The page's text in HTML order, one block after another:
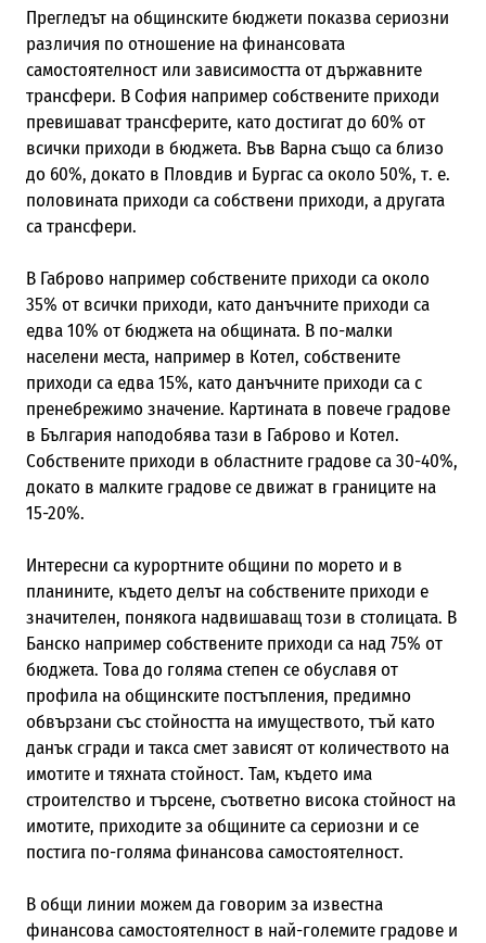
Прегледът на общинските бюджети показва сериозни
различия по отношение на финансовата
самостоятелност или зависимостта от държавните
трансфери. В София например собствените приходи
превишават трансферите, като достигат до 60% от
всички приходи в бюджета. Във Варна също са близо
до 60%, докато в Пловдив и Бургас са около 50%, т. е.
половината приходи са собствени приходи, а другата
са трансфери.
В Габрово например собствените приходи са около
35% от всички приходи, като данъчните приходи са
едва 10% от бюджета на общината. В по-малки
населени места, например в Котел, собствените
приходи са едва 15%, като данъчните приходи са с
пренебрежимо значение. Картината в повече градове
в България наподобява тази в Габрово и Котел.
Собствените приходи в областните градове са 30-40%,
докато в малките градове се движат в границите на
15-20%.
Интересни са курортните общини по морето и в
планините, където делът на собствените приходи е
значителен, понякога надвишаващ този в столицата. В
Банско например собствените приходи са над 75% от
бюджета. Това до голяма степен се обуславя от
профила на общинските постъпления, предимно
обвързани със стойността на имуществото, тъй като
данък сгради и такса смет зависят от количеството на
имотите и тяхната стойност. Там, където има
строителство и търсене, съответно висока стойност на
имотите, приходите за общините са сериозни и се
постига по-голяма финансова самостоятелност.
В общи линии можем да говорим за известна
финансова самостоятелност в най-големите градове и